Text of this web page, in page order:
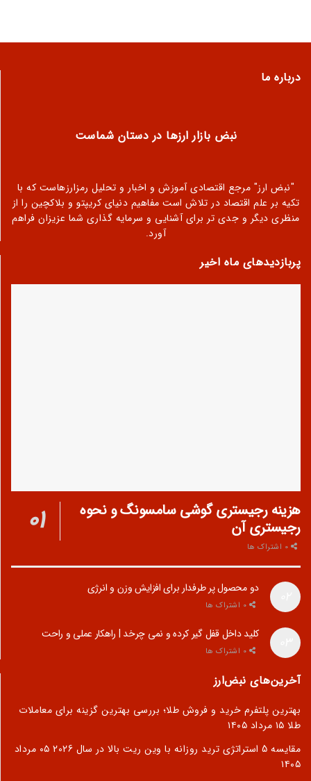
درباره ما
نبض بازار ارزها در دستان شماست
"نبض ارز" مرجع اقتصادی آموزش و اخبار و تحلیل رمزارزهاست که با
تکیه بر علم اقتصاد در تلاش است مفاهیم دنیای کریپتو و بلاکچین را از
منظری دیگر و جدی تر برای آشنایی و سرمایه گذاری شما عزیزان فراهم
آورد.
پربازدیدهای ماه اخیر
هزینه رجیستری گوشی سامسونگ و نحوه
رجیستری آن
دو محصول پر طرفدار برای افزایش وزن و انرژی
کلید داخل قفل گیر کرده و نمی چرخد | راهکار عملی و راحت
آخرین‌های نبض‌ارز
بهترین پلتفرم خرید و فروش طلا؛ بررسی بهترین گزینه برای معاملات
طلا ۱۵ مرداد ۱۴۰۵
مقایسه 5 استراتژی ترید روزانه با وین ریت بالا در سال 2026
۰۵ مرداد
۱۴۰۵